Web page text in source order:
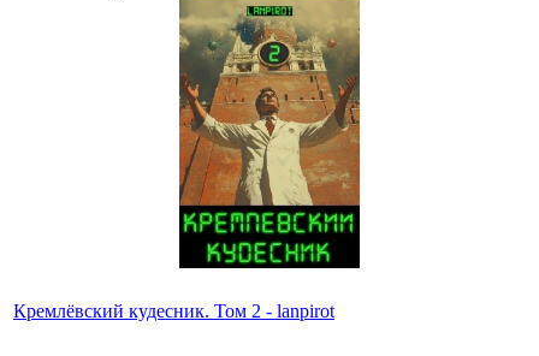
Кремлёвский кудесник. Том 2 - lanpirot